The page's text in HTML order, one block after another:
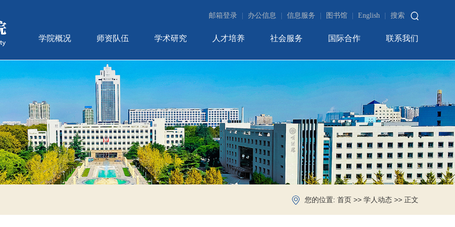
邮箱登录 办公信息 信息服务 图书馆 English 搜索
学院概况 师资队伍 学术研究 人才培养 社会服务 国际合作 联系我们
您的位置: 首页 >> 学人动态 >> 正文